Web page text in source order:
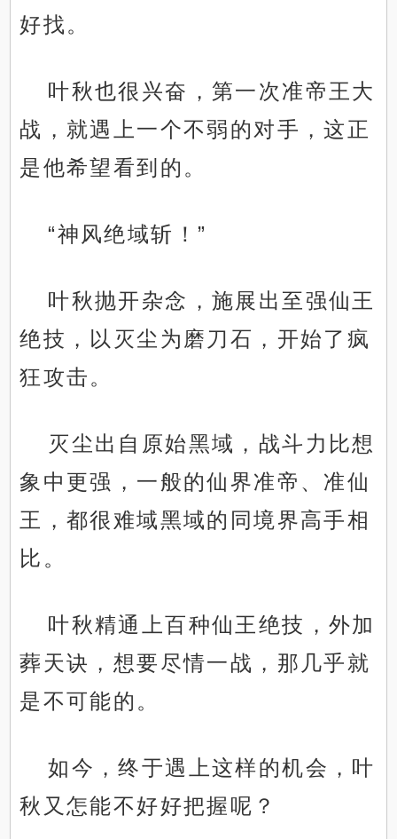
好找。
叶秋也很兴奋，第一次准帝王大
战，就遇上一个不弱的对手，这正
是他希望看到的。
“神风绝域斩！”
叶秋抛开杂念，施展出至强仙王
绝技，以灭尘为磨刀石，开始了疯
狂攻击。
灭尘出自原始黑域，战斗力比想
象中更强，一般的仙界准帝、准仙
王，都很难域黑域的同境界高手相
比。
叶秋精通上百种仙王绝技，外加
葬天诀，想要尽情一战，那几乎就
是不可能的。
如今，终于遇上这样的机会，叶
秋又怎能不好好把握呢？